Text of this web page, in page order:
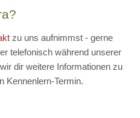
zu uns aufnimmst - gerne
telefonisch während unserer
dir weitere Informationen zu
Kennenlern-Termin.